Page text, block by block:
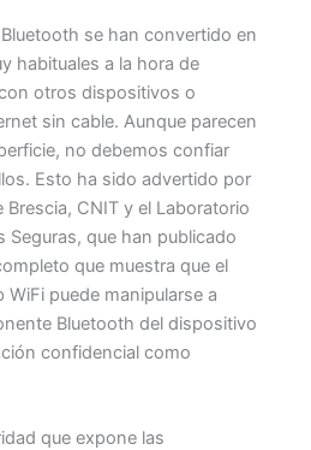
se han convertido en
habituales a la hora de
otros dispositivos o
sin cable. Aunque parecen
no debemos confiar
Esto ha sido advertido por
Brescia, CNIT y el Laboratorio
Seguras, que han publicado
que muestra que el
puede manipularse a
Bluetooth del dispositivo
confidencial como
que expone las